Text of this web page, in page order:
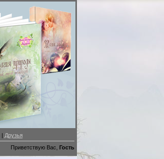
| Друзья
Приветствую Вас, Гость